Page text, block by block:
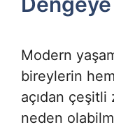
Modern
bireylerin
açıdan çeşitli
neden